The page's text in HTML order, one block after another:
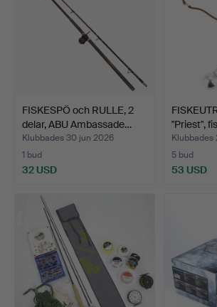
FISKESPÖ och RULLE, 2
delar, ABU Ambassade…
Klubbades 30 jun 2026
1 bud
32 USD
"Priest",
Klubbades
5 bud
53 USD